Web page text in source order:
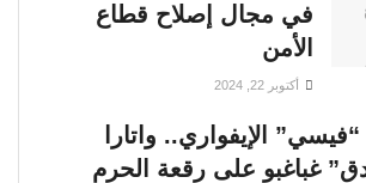
في مجال إصلاح قطاع
الأمن
أكتوبر 22, 2024
الإيفواري.. واتارا
غباغبو على رقعة الحرم